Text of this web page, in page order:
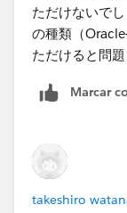
ただけないで
の種類（
ただけると問
Marcar
takeshiro